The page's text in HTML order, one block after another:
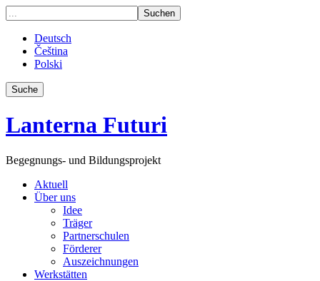
Deutsch
Čeština
Polski
Suche
Lanterna Futuri
Begegnungs- und Bildungsprojekt
Aktuell
Über uns
Idee
Träger
Partnerschulen
Förderer
Auszeichnungen
Werkstätten